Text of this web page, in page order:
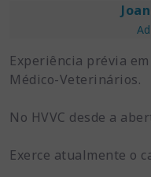
Experiência prévia
Médico-Veterinários.
No HVVC desde a
Exerce atualmente o